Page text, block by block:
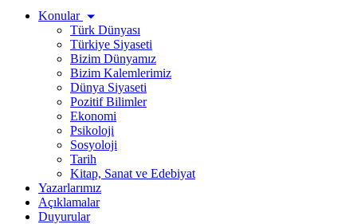
Konular
Türk Dünyası
Türkiye Siyaseti
Bizim Dünyamız
Bizim Kalemlerimiz
Dünya Siyaseti
Pozitif Bilimler
Ekonomi
Psikoloji
Sosyoloji
Tarih
Kitap, Sanat ve Edebiyat
Yazarlarımız
Açıklamalar
Duyurular